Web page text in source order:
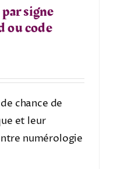
signe
ou code
chance de
et leur
numérologie